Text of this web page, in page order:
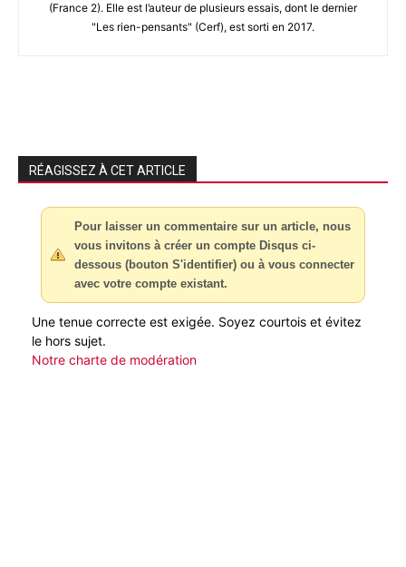
(France 2). Elle est l’auteur de plusieurs essais, dont le dernier
"Les rien-pensants" (Cerf), est sorti en 2017.
RÉAGISSEZ À CET ARTICLE
Pour laisser un commentaire sur un article, nous
vous invitons à créer un compte Disqus ci-
dessous (bouton S'identifier) ou à vous connecter
avec votre compte existant.
Une tenue correcte est exigée. Soyez courtois et évitez
le hors sujet.
Notre charte de modération